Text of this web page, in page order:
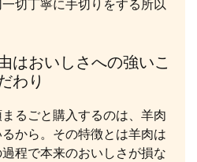
切丁寧に手切りをする所以
はおいしさへの強いこ
わり
るごと購入するのは、羊肉
から。その特徴とは羊肉は
程で本来のおいしさが損な